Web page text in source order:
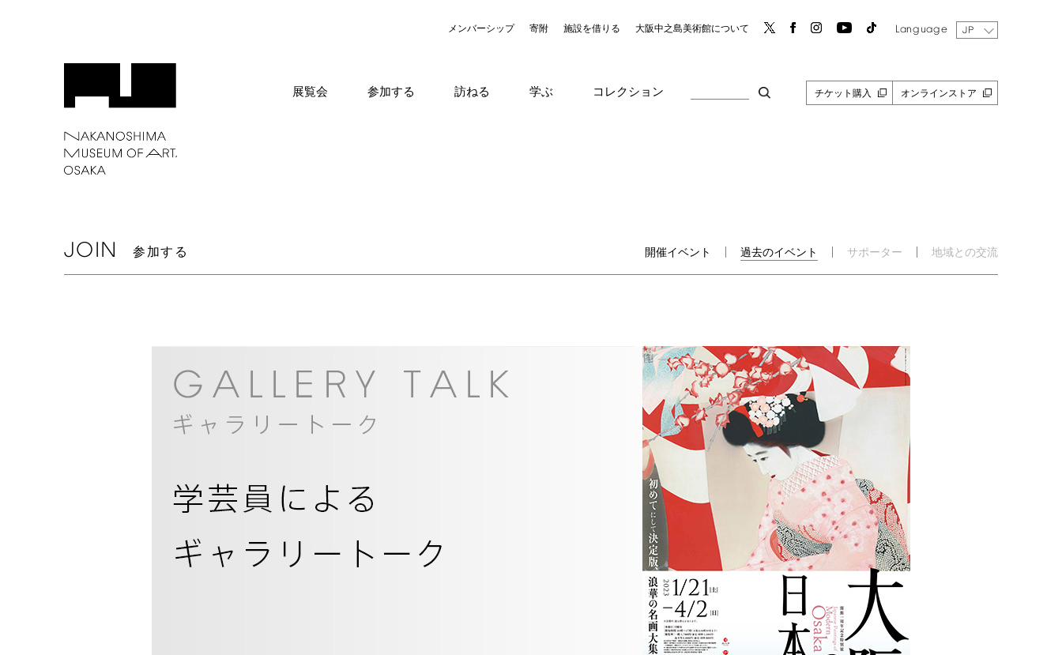
メンバーシップ 寄附 施設を借りる 大阪中之島美術館について Language JP
展覧会 参加する 訪ねる 学ぶ コレクション チケット購入 オンラインストア
JOIN 参加する 開催イベント 過去のイベント サポーター 地域との交流